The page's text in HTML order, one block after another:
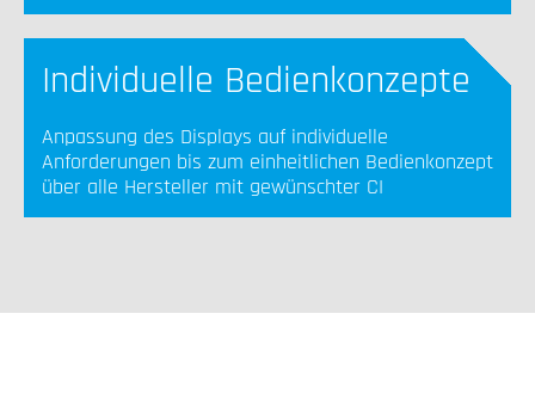
Individuelle Bedienkonzepte
Anpassung des Displays auf individuelle
Anforderungen bis zum einheitlichen Bedienkonzept
über alle Hersteller mit gewünschter CI